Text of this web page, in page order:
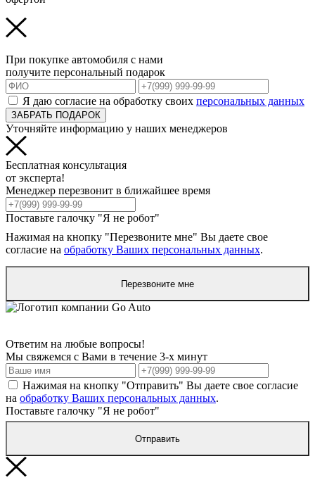
При покупке автомобиля с нами
получите персональный подарок
Я даю согласие на обработку своих персональных данных
ЗАБРАТЬ ПОДАРОК
Уточняйте информацию у наших менеджеров
Бесплатная консультация
от эксперта!
Менеджер перезвонит в ближайшее время
Поставьте галочку "Я не робот"
Нажимая на кнопку "Перезвоните мне" Вы даете свое
согласие на обработку Ваших персональных данных.
Перезвоните мне
Ответим на любые вопросы!
Мы свяжемся с Вами в течение 3-х минут
Нажимая на кнопку "Отправить" Вы даете свое согласие
на обработку Ваших персональных данных.
Поставьте галочку "Я не робот"
Отправить